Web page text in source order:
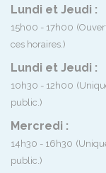
Lundi et Jeudi :
15h00 - 17h00
ces horaires.)
Lundi et Jeudi :
10h30 - 12h00
public.)
Mercredi :
14h30 - 16h30
public.)